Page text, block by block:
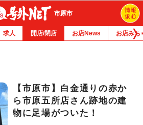
市原市
求人 開店/閉店 お店News お店みち
【市原市】白金通りの赤か
ら市原五所店さん跡地の建
物に足場がついた！